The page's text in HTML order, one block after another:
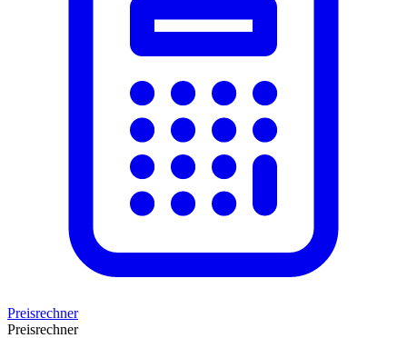
Preisrechner
Preisrechner